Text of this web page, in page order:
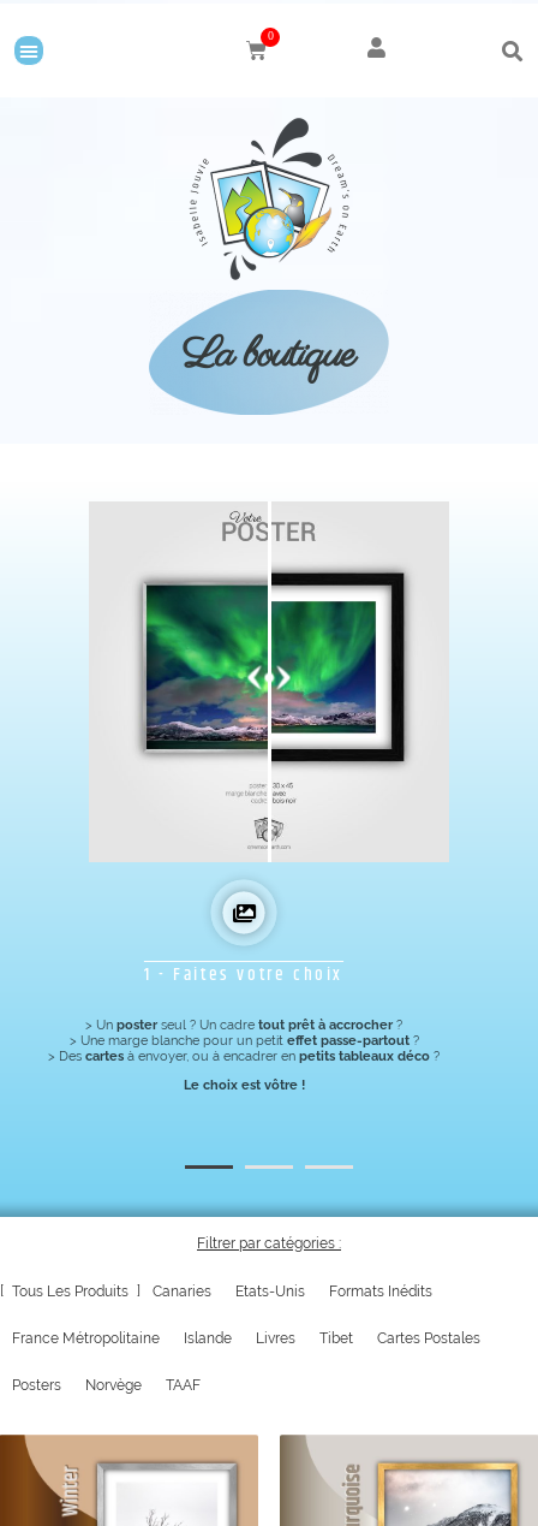
0
La boutique
1 - Faites votre choix
> Un poster seul ? Un cadre tout prêt à accrocher ?
> Une marge blanche pour un petit effet passe-partout?
> Des cartes à envoyer, ou à encadrer en petits tableaux déco ?
Le choix est vôtre !
Filtrer par catégories :
Tous Les Produits Canaries Etats-Unis Formats Inédits
France Métropolitaine Islande Livres Tibet Cartes Postales
Posters Norvège TAAF